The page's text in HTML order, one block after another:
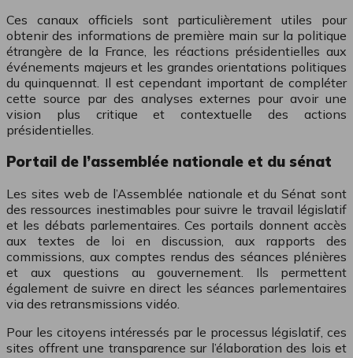
Ces canaux officiels sont particulièrement utiles pour
obtenir des informations de première main sur la politique
étrangère de la France, les réactions présidentielles aux
événements majeurs et les grandes orientations politiques
du quinquennat. Il est cependant important de compléter
cette source par des analyses externes pour avoir une
vision plus critique et contextuelle des actions
présidentielles.
Portail de l’assemblée nationale et du sénat
Les sites web de l’Assemblée nationale et du Sénat sont
des ressources inestimables pour suivre le travail législatif
et les débats parlementaires. Ces portails donnent accès
aux textes de loi en discussion, aux rapports des
commissions, aux comptes rendus des séances plénières
et aux questions au gouvernement. Ils permettent
également de suivre en direct les séances parlementaires
via des retransmissions vidéo.
Pour les citoyens intéressés par le processus législatif, ces
sites offrent une transparence sur l’élaboration des lois et